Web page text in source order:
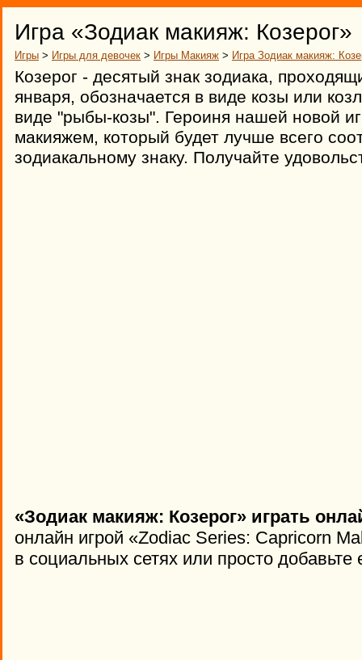
Игра «Зодиак макияж: Козерог»
Игры > Игры для девочек > Игры Макияж > Игра Зодиак макияж:
Козерог - десятый знак зодиака,
января, обозначается в виде козы или
виде "рыбы-козы". Героиня нашей новой
макияжем, который будет лучше всего
зодиакальному знаку. Получайте
«Зодиак макияж: Козерог» играть
онлайн игрой «Zodiac Series: Capricorn
в социальных сетях или просто добавьте